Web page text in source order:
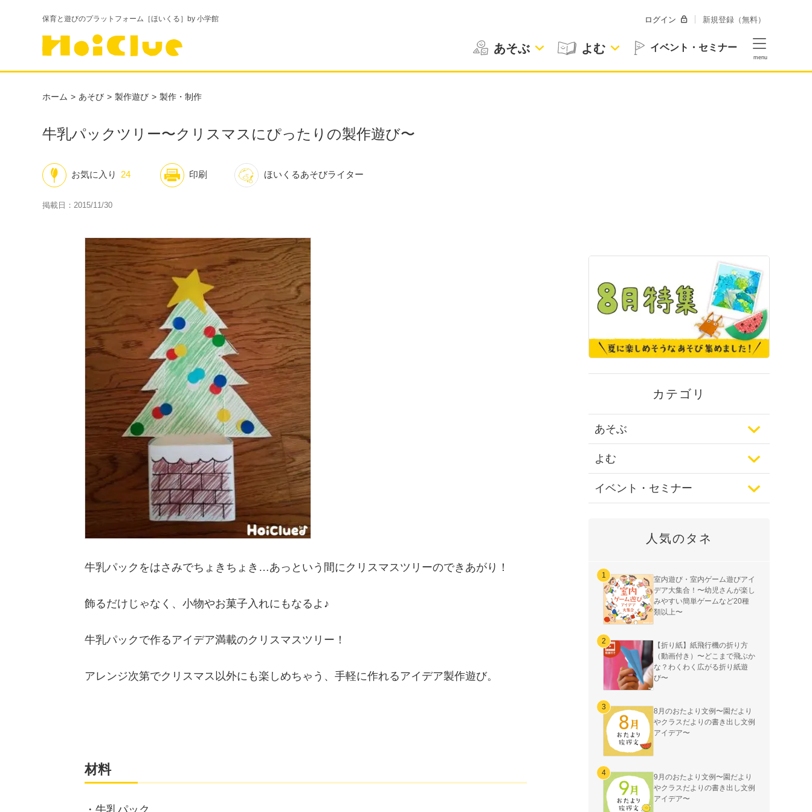
保育と遊びのプラットフォーム［ほいくる］by 小学館
あそぶ よむ イベント・セミナー
ログイン 新規登録（無料）
ホーム あそび 製作遊び 製作・制作
牛乳パックツリー〜クリスマスにぴったりの製作遊び〜
ほいくるあそびライター
お気に入り 24 印刷
掲載日：2015/11/30
牛乳パックをはさみでちょきちょき…あっという間にクリスマスツリーのできあがり！
飾るだけじゃなく、小物やお菓子入れにもなるよ♪
牛乳パックで作るアイデア満載のクリスマスツリー！
アレンジ次第でクリスマス以外にも楽しめちゃう、手軽に作れるアイデア製作遊び。
材料
・牛乳パック
カテゴリ
あそぶ
よむ
イベント・セミナー
人気のタネ
室内遊び・室内ゲーム遊びアイ
デア大集合！〜幼児さんが楽し
みやすい簡単ゲームなど20種
類以上〜
【折り紙】紙飛行機の折り方
（動画付き）〜どこまで飛ぶか
な？わくわく広がる折り紙遊
び〜
8月のおたより文例〜園だより
やクラスだよりの書き出し文例
アイデア〜
9月のおたより文例〜園だより
やクラスだよりの書き出し文例
アイデア〜